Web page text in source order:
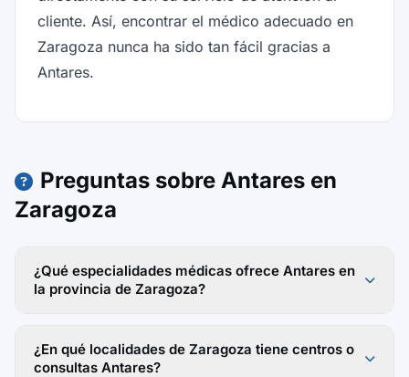
cliente. Así, encontrar el médico adecuado en
Zaragoza nunca ha sido tan fácil gracias a
Antares.
Preguntas sobre Antares en
Zaragoza
¿Qué especialidades médicas ofrece Antares en
la provincia de Zaragoza?
¿En qué localidades de Zaragoza tiene centros o
consultas Antares?